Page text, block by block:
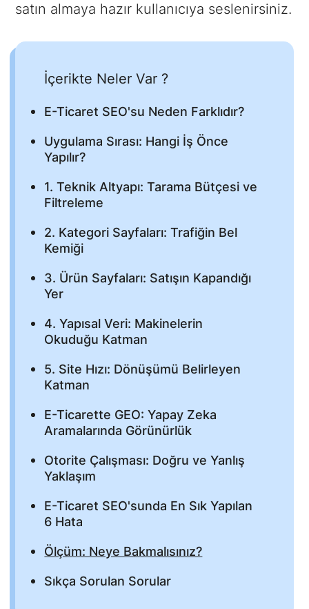
satın almaya hazır kullanıcıya seslenirsiniz.
İçerikte Neler Var ?
E-Ticaret SEO'su Neden Farklıdır?
Uygulama Sırası: Hangi İş Önce
Yapılır?
1. Teknik Altyapı: Tarama Bütçesi ve
Filtreleme
2. Kategori Sayfaları: Trafiğin Bel
Kemiği
3. Ürün Sayfaları: Satışın Kapandığı
Yer
4. Yapısal Veri: Makinelerin
Okuduğu Katman
5. Site Hızı: Dönüşümü Belirleyen
Katman
E-Ticarette GEO: Yapay Zeka
Aramalarında Görünürlük
Otorite Çalışması: Doğru ve Yanlış
Yaklaşım
E-Ticaret SEO'sunda En Sık Yapılan
6 Hata
Ölçüm: Neye Bakmalısınız?
Sıkça Sorulan Sorular